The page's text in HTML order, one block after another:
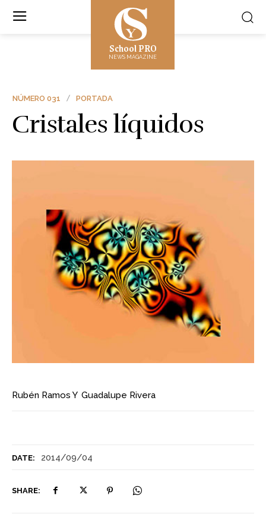
School PRO
NEWS MAGAZINE
DATE: 2014/09/04
SHARE:
NÚMERO 031 PORTADA
Cristales líquidos
Rubén Ramos Y Guadalupe Rivera